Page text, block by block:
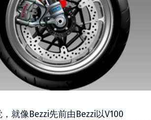
就像Bezzi先前由Bezzi以V100